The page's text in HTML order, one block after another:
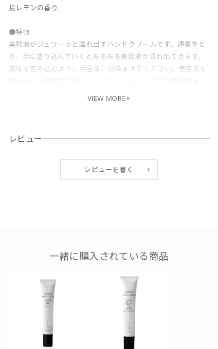
島レモンの香り
●特徴
美容液がジュワーっと溢れ出すハンドクリームです。適量をと
り、手に塗り込んでいくとみるみる美容液が溢れ出てきます。
液体を包み込むように手全体に馴染ませてください。美容液を
未開封3年、開封後3ヶ月
エベラ葉エキス、オクラ果実エキス、ゲットウ葉エキス、加水
分解コラーゲン、ノイバラ果実エキス、キハダ樹皮エキス、セ
ラミドNP、セラミドAP、セラミドEOP、ヒアルロン酸クロス
ポリマーＮａ、トコフェロール、クエン酸Na、フィトスフィン
ゴシン、ラウロイルラクチレートNa、コレステロール、カラメ
ル、カルボマー、キサンタンガム、ペンチレングリコール、塩
化Ｎａ、フェノキシエタノール、香料
VIEW MORE
レビュー
レビューを書く
一緒に購入されている商品